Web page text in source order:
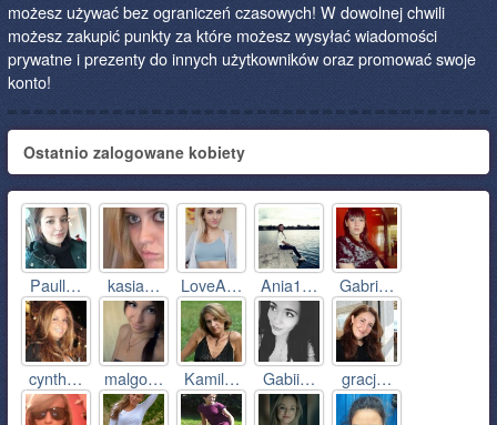
możesz używać bez ograniczeń czasowych! W dowolnej chwili
możesz zakupić punkty za które możesz wysyłać wiadomości
prywatne i prezenty do innych użytkowników oraz promować swoje
konto!
Ostatnio zalogowane kobiety
Paull… kasia… LoveA… Ania1… Gabri…
cynth… malgo… Kamil… Gabii… gracj…